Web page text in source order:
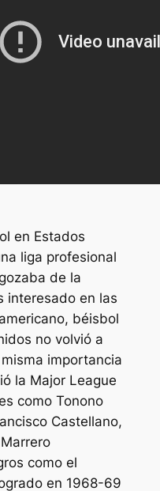
en Estados
liga profesional
de la
interesado en las
béisbol
no volvió a
importancia
la Major League
como Tonono
Castellano,
como el
en 1968-69